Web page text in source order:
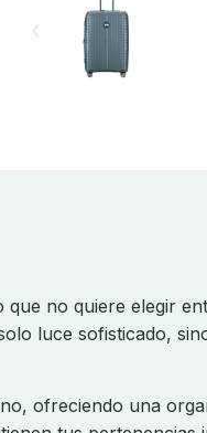
no quiere elegir
luce sofisticado,
ofreciendo una